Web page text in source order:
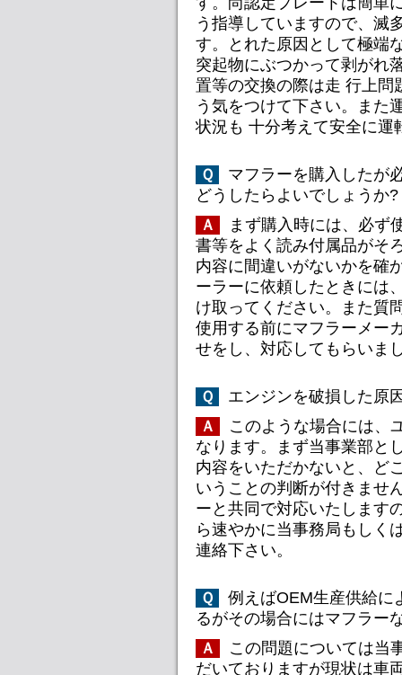
う指導していますので、滅
す。とれた原因として極端
突起物にぶつかって剥がれ
置等の交換の際は走 行上問
う気をつけて下さい。また
状況も 十分考えて安全に運
Ｑ
マフラーを購入したが
どうしたらよいでしょうか?
Ａ
まず購入時には、必ず
書等をよく読み付属品がそ
内容に間違いがないかを確
ーラーに依頼したときには
け取ってください。また質
使用する前にマフラーメー
せをし、対応してもらいま
Ｑ エンジンを破損した原
Ａ
このような場合には、
なります。まず当事業部と
内容をいただかないと、ど
いうことの判断が付きませ
ーと共同で対応いたします
ら速やかに当事務局もしく
連絡下さい。
Ｑ
例えばOEM生産供給に
るがその場合にはマフラー
Ａ
この問題については当
だいておりますが現状は車